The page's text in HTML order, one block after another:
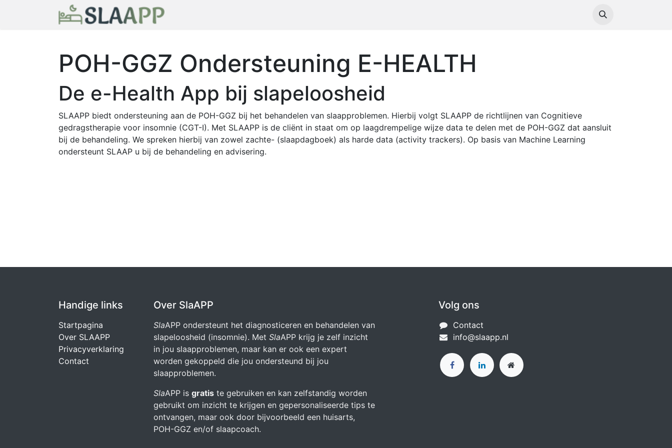
POH-GGZ Ondersteuning E-HEALTH
De e-Health App bij slapeloosheid
SLAAPP biedt ondersteuning aan de POH-GGZ bij het behandelen van slaapproblemen. Hierbij volgt SLAAPP de richtlijnen van Cognitieve
gedragstherapie voor insomnie (CGT-I). Met SLAAPP is de cliënt in staat om op laagdrempelige wijze data te delen met de POH-GGZ dat aansluit
bij de behandeling. We spreken hierbij van zowel zachte- (slaapdagboek) als harde data (activity trackers). Op basis van Machine Learning
ondersteunt SLAAP u bij de behandeling en advisering.
Handige links
Startpagina
Over SLAAPP
Privacyverklaring
Contact
Over SlaAPP
SlaAPP ondersteunt het diagnosticeren en behandelen van
slapeloosheid (insomnie). Met SlaAPP krijg je zelf inzicht
in jou slaapproblemen, maar kan er ook een expert
worden gekoppeld die jou ondersteund bij jou
slaapproblemen.
SlaAPP is gratis te gebruiken en kan zelfstandig worden
gebruikt om inzicht te krijgen en gepersonaliseerde tips te
ontvangen, maar ook door bijvoorbeeld een huisarts,
POH-GGZ en/of slaapcoach.
Volg ons
Contact
info@slaapp.nl